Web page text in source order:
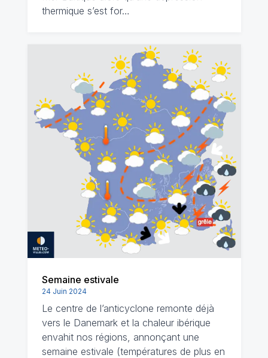
thermique s’est for…
Semaine estivale
24 Juin 2024
Le centre de l’anticyclone remonte déjà
vers le Danemark et la chaleur ibérique
envahit nos régions, annonçant une
semaine estivale (températures de plus en